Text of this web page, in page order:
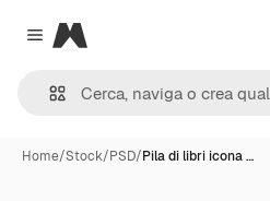
Close menu
Magnific
Home/Stock/PSD/Pila di libri icona …